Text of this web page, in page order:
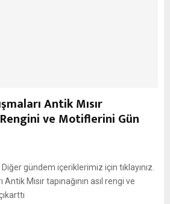
Antik Mısır
Rengini ve Motiflerini Gün
gündem içeriklerimiz için tıklayınız.
Mısır tapınağının asıl rengi ve